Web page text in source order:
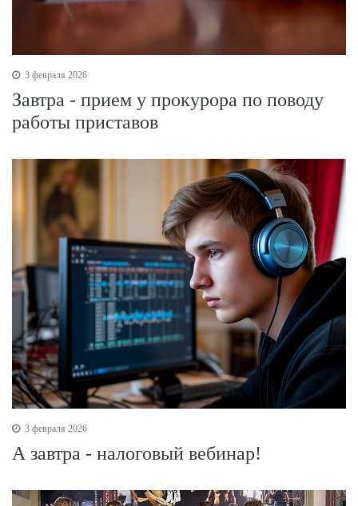
3 февраля 2026
Завтра - прием у прокурора по поводу
работы приставов
3 февраля 2026
А завтра - налоговый вебинар!